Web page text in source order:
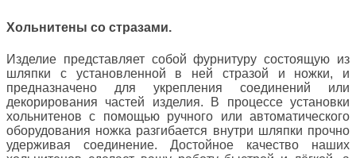
Хольнитены со стразами.
Изделие представляет собой фурнитуру состоящую из
шляпки с установленной в ней стразой и ножки, и
предназначено для укрепления соединений или
декорирования частей изделия. В процессе установки
хольнитенов с помощью ручного или автоматического
оборудования ножка разгибается внутри шляпки прочно
удерживая соединение. Достойное качество наших